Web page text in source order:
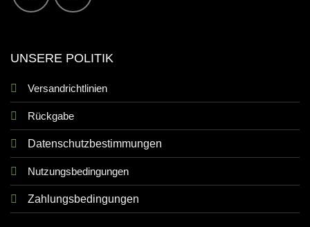
UNSERE POLITIK
Versandrichtlinien
Rückgabe
Datenschutzbestimmungen
Nutzungsbedingungen
Zahlungsbedingungen